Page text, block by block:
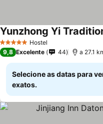
5 Estrelas Hostel
Yunzhong Yi
9,8 Excelente 44 a 27.1
Selecione as datas para
exatos.